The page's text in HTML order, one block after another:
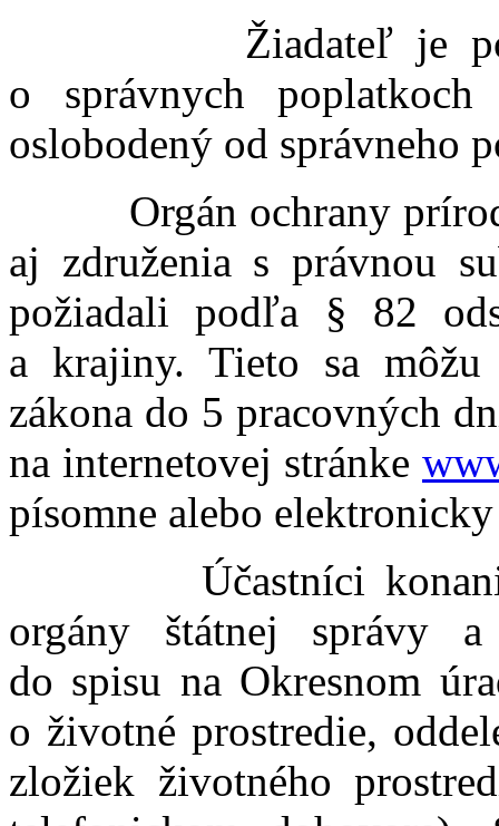
Žiadateľ je podľa
o správnych
oslobodený od správneho
Orgán ochrany prírody
aj združenia s právnou
požiadali podľa § 82
a krajiny. Tieto sa
zákona do 5 pracovných
na internetovej stránke
písomne alebo
Účastníci konania,
orgány štátnej správy
do spisu na Okresnom
o životné prostredie,
zložiek životného